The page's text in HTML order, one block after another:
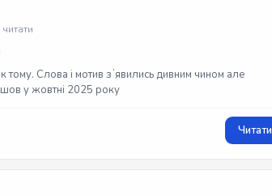
тому. Слова і мотив зʼявились дивним чином але
у жовтні 2025 року
Читати